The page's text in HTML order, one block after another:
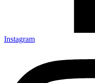
Instagram